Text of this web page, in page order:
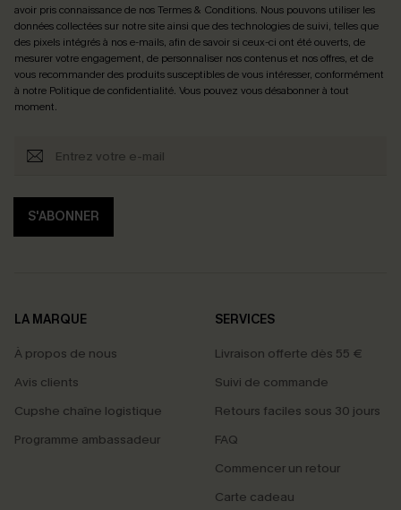
avoir pris connaissance de nosTermes & Conditions. Nous pouvons utiliser les
données collectées sur notre site ainsi que des technologies de suivi, telles que
des pixels intégrés à nos e-mails, afin de savoir si ceux-ci ont été ouverts, de
mesurer votre engagement, de personnaliser nos contenus et nos offres, et de
vous recommander des produits susceptibles de vous intéresser, conformément
à notre Politique de confidentialité. Vous pouvez vous désabonner à tout
moment.
S'ABONNER
LA MARQUE
À propos de nous
Avis clients
Cupshe chaîne logistique
Programme ambassadeur
SERVICES
Livraison offerte dès 55 €
Suivi de commande
Retours faciles sous 30 jours
FAQ
Commencer un retour
Carte cadeau